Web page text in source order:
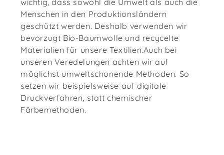
Menschen in den Produktionsländern
geschützt werden. Deshalb verwenden wir
bevorzugt Bio-Baumwolle und recycelte
Materialien für unsere Textilien.Auch bei
unseren Veredelungen achten wir auf
möglichst umweltschonende Methoden. So
setzen wir beispielsweise auf digitale
Druckverfahren, statt chemischer
Färbemethoden.